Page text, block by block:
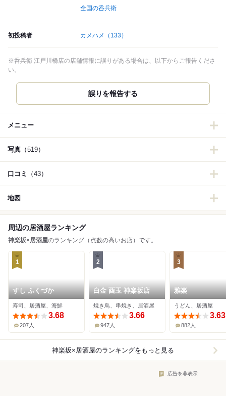
全国の呑兵衛
初投稿者 カメハメ （133）
※呑兵衛 江戸川橋店の店舗情報に誤りがある場合は、以下からご報告くださ
い。
誤りを報告する
メニュー
写真 （519）
口コミ （43）
地図
周辺の居酒屋ランキング
神楽坂×居酒屋のランキング（点数の高いお店）です。
1
すし ふくづか
寿司、居酒屋、海鮮
3.68
207人
2
白金 酉玉 神楽坂店
焼き鳥、串焼き、居酒屋
3.66
947人
3
雅楽
うどん、居酒屋
3.63
882人
神楽坂×居酒屋のランキングをもっと見る
広告を非表示